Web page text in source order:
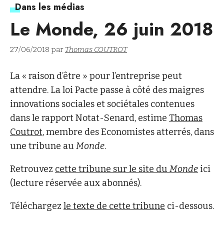
Dans les médias
Le Monde, 26 juin 2018
27/06/2018 par Thomas COUTROT
La « raison d’être » pour l’entreprise peut
attendre. La loi Pacte passe à côté des maigres
innovations sociales et sociétales contenues
dans le rapport Notat-Senard, estime Thomas
Coutrot, membre des Economistes atterrés, dans
une tribune au Monde.
Retrouvez cette tribune sur le site du Monde ici
(lecture réservée aux abonnés).
Téléchargez le texte de cette tribune ci-dessous.